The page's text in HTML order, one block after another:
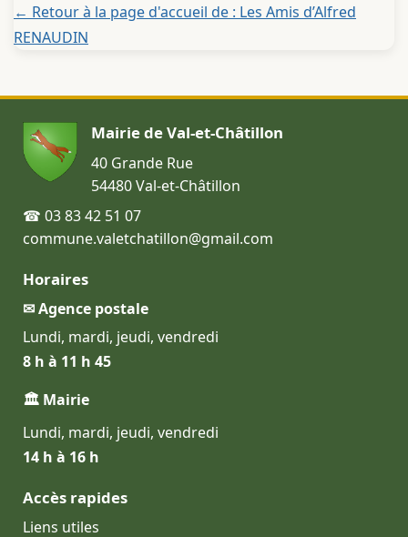
← Retour à la page d'accueil de : Les Amis d’Alfred
RENAUDIN
Mairie de Val-et-Châtillon
40 Grande Rue
54480 Val-et-Châtillon
☎ 03 83 42 51 07
commune.valetchatillon@gmail.com
Horaires
✉ Agence postale
Lundi, mardi, jeudi, vendredi
8 h à 11 h 45
🏛 Mairie
Lundi, mardi, jeudi, vendredi
14 h à 16 h
Accès rapides
Liens utiles